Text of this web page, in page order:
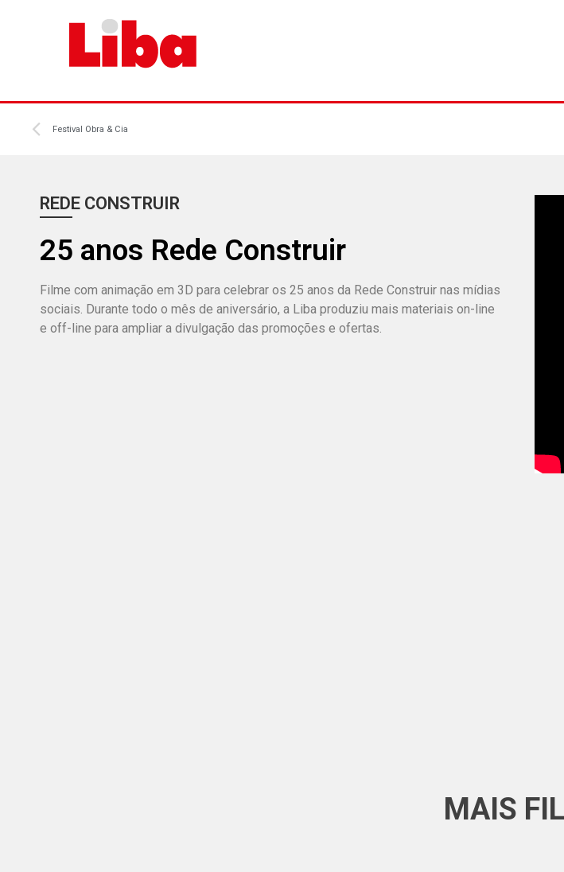
Festival Obra & Cia
REDE CONSTRUIR
25 anos Rede Construir
Filme com animação em 3D para celebrar os 25 anos da Rede Construir nas mídias
sociais. Durante todo o mês de aniversário, a Liba produziu mais materiais on-line
e off-line para ampliar a divulgação das promoções e ofertas.
MAIS